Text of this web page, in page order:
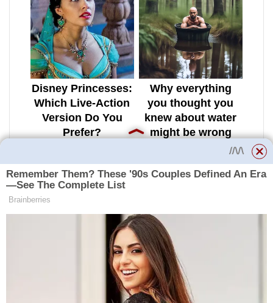
Je třeba vzít v úvahu následující
faktory:
zvýšená vlhkost nebo suchý
nehygienické podmínky
vyplývající z nedostatečného
čištění, nedostatek čistých